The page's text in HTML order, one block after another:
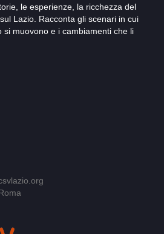
le esperienze, la ricchezza del
Lazio. Racconta gli scenari in cui
muovono e i cambiamenti che li